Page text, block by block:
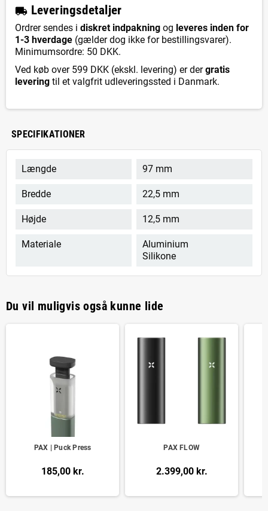
local_shipping Leveringsdetaljer
Ordrer sendes i diskret indpakning og leveres inden for
1-3 hverdage (gælder dog ikke for bestillingsvarer).
Minimumsordre: 50 DKK.
Ved køb over 599 DKK (ekskl. levering) er dergratis
levering til et valgfrit udleveringssted i Danmark.
SPECIFIKATIONER
Længde 97 mm
Bredde 22,5 mm
Højde 12,5 mm
Materiale
Aluminium
Silikone
Du vil muligvis også kunne lide
PAX | Puck Press
185,00 kr.
PAX FLOW
2.399,00 kr.